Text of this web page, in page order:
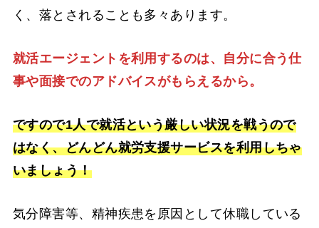
く、落とされることも多々あります。
就活エージェントを利用するのは、自分に合う仕
事や面接でのアドバイスがもらえるから。
ですので1人で就活という厳しい状況を戦うので
はなく、どんどん就労支援サービスを利用しちゃ
いましょう！
気分障害等、精神疾患を原因として休職している